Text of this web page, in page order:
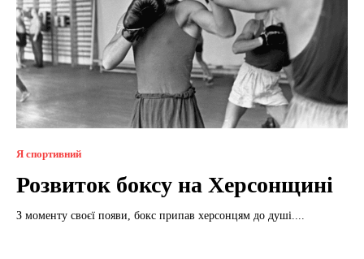
Я спортивний
Розвиток боксу на Херсонщині
З моменту своєї появи, бокс припав херсонцям до душі....